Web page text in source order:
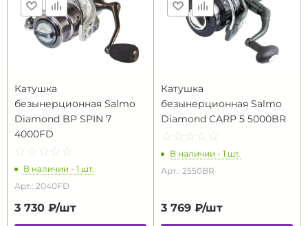
Катушка
безынерционная Salmo
Diamond BP SPIN 7
4000FD
☆ ☆ ☆ ☆ ☆
★ ★ ★ ★ ★
В наличии - 1 шт.
Арт.: 2040FD
3 730 ₽/шт
Катушка
безынерционная Salmo
Diamond CARP 5 5000BR
☆ ☆ ☆ ☆ ☆
★ ★ ★ ★ ★
В наличии - 1 шт.
Арт.: 2550BR
3 769 ₽/шт